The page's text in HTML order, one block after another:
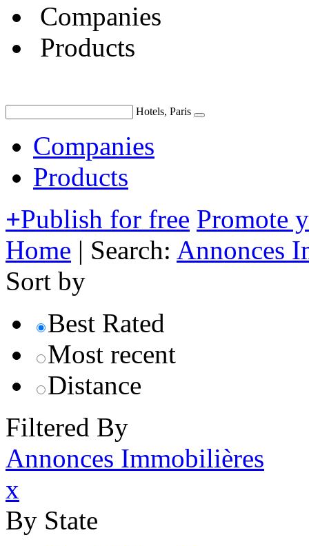
Companies
Products
Hotels, Paris
Companies
Products
+Publish for free Promote
Home | Search: Annonces
Sort by
Best Rated
Most recent
Distance
Filtered By
Annonces Immobilières
x
By State